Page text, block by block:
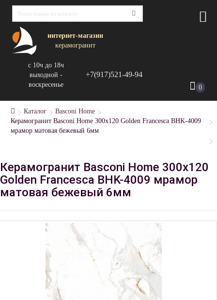
интернет-магазин
керамогранит
с 10ч до 18ч
выходной -
воскресенье
+7(917)521-49-94
0
Каталог
Basconi Home
Керамогранит Basconi Home 300x120 Golden Francesca BHK-4009
мрамор матовая бежевый 6мм
Керамогранит Basconi Home 300x120
Golden Francesca BHK-4009 мрамор
матовая бежевый 6мм